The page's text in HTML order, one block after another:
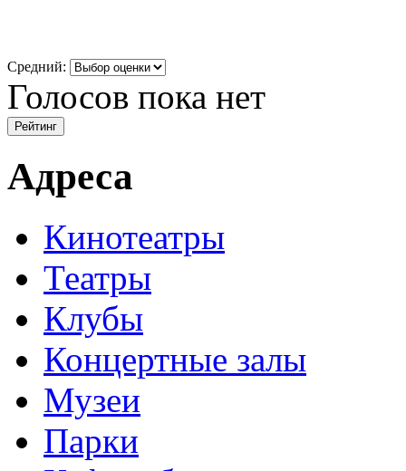
Средний:
Голосов пока нет
Адреса
Кинотеатры
Театры
Клубы
Концертные залы
Музеи
Парки